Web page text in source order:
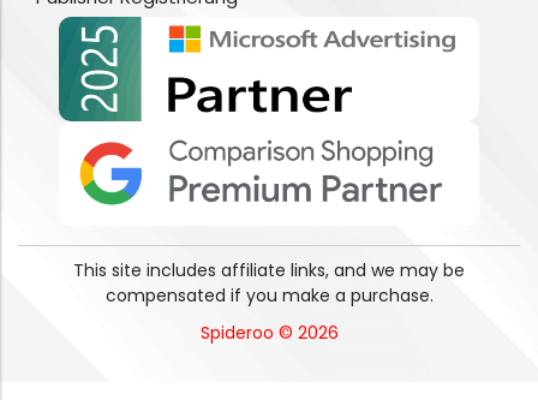
This site includes affiliate links, and we may be
compensated if you make a purchase.
Spideroo © 2026